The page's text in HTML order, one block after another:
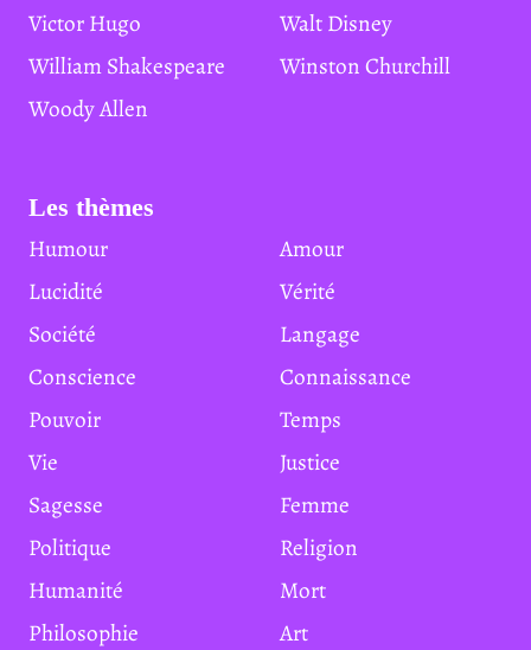
Victor Hugo
Walt Disney
William Shakespeare
Winston Churchill
Woody Allen
Les thèmes
Humour
Amour
Lucidité
Vérité
Société
Langage
Conscience
Connaissance
Pouvoir
Temps
Vie
Justice
Sagesse
Femme
Politique
Religion
Humanité
Mort
Philosophie
Art